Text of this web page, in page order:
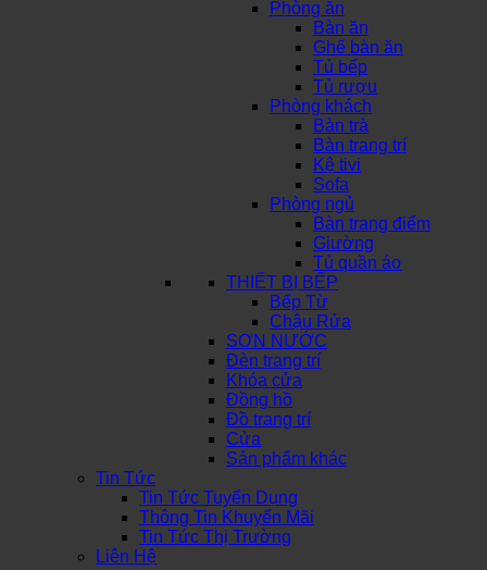
Phòng ăn
Bàn ăn
Ghế bàn ăn
Tủ bếp
Tủ rượu
Phòng khách
Bàn trà
Bàn trang trí
Kệ tivi
Sofa
Phòng ngủ
Bàn trang điểm
Giường
Tủ quần áo
THIẾT BỊ BẾP
Bếp Từ
Chậu Rửa
SƠN NƯỚC
Đèn trang trí
Khóa cửa
Đồng hồ
Đồ trang trí
Cửa
Sản phẩm khác
Tin Tức
Tin Tức Tuyển Dụng
Thông Tin Khuyến Mãi
Tin Tức Thị Trường
Liên Hệ